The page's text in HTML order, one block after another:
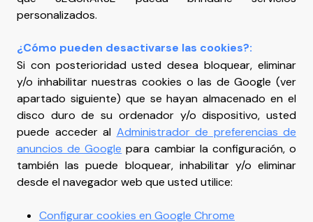
personalizados.
¿Cómo pueden desactivarse las cookies?:
Si con posterioridad usted desea bloquear, eliminar
y/o inhabilitar nuestras cookies o las de Google (ver
apartado siguiente) que se hayan almacenado en el
disco duro de su ordenador y/o dispositivo, usted
puede acceder al Administrador de preferencias de
anuncios de Google para cambiar la configuración, o
también las puede bloquear, inhabilitar y/o eliminar
desde el navegador web que usted utilice:
Configurar cookies en Google Chrome